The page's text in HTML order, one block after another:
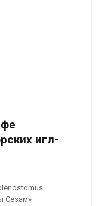
игл-
Сезам»